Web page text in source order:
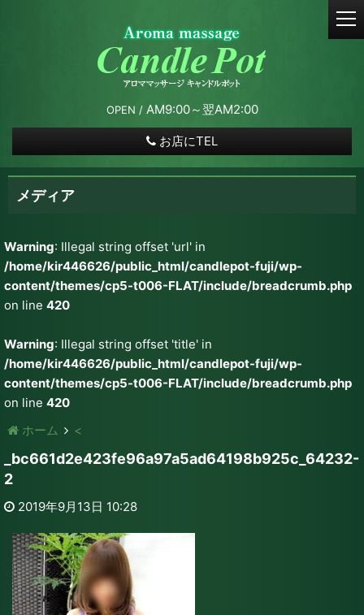
OPEN / AM9:00～翌AM2:00
お店にTEL
メディア
Warning: Illegal string offset 'url' in
/home/kir446626/public_html/candlepot-fuji/wp-
content/themes/cp5-t006-FLAT/include/breadcrumb.php
on line 420
Warning: Illegal string offset 'title' in
/home/kir446626/public_html/candlepot-fuji/wp-
content/themes/cp5-t006-FLAT/include/breadcrumb.php
on line 420
ホーム
<
_bc661d2e423fe96a97a5ad64198b925c_64232-
2
2019年9月13日 10:28
t
o
v
i